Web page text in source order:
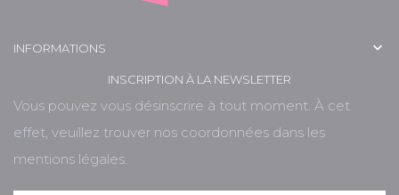
INFORMATIONS 
INSCRIPTION À LA NEWSLETTER
Vous pouvez vous désinscrire à tout moment. À cet
effet, veuillez trouver nos coordonnées dans les
mentions légales.